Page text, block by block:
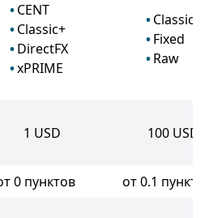
CENT
Classic+
DirectFX
xPRIME
Classic
Fixed
Raw
1 USD 100 USD
0 пунктов
от 0.1